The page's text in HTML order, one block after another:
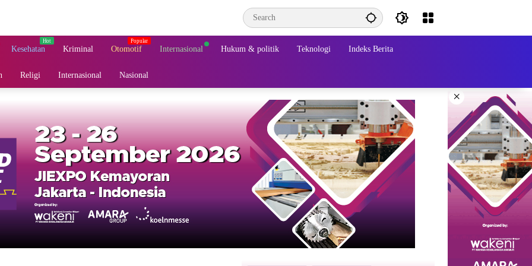
Kesehatan Kriminal Otomotif Internasional Hukum & politik Teknologi Indeks Berita
Religi Internasional Nasional
×